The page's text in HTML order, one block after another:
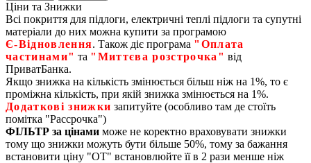
Ціни та Знижки
Всі покриття для підлоги, електричні теплі підлоги та супутні
матеріали до них можна купити за програмою
Є‑Відновлення. Також діє програма "Оплата
частинами" та "Миттєва розстрочка" від
ПриватБанка.
Якщо знижка на кількість змінюється більш ніж на 1%, то є
проміжна кількість, при якій знижка змінюється на 1%.
Додаткові знижки запитуйте (особливо там де стоїть
помітка "Рассрочка")
ФІЛЬТР за цінами може не коректно враховувати знижки
тому що знижки можуть бути більше 50%, тому за бажання
встановити ціну "ОТ" встановлюйте її в 2 рази менше ніж